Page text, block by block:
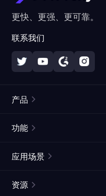
更快、更强、更可靠。
联系我们
产品
静态住宅代理
功能
ISP代理
应用场景
资源